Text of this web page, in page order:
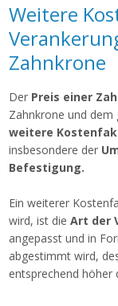
Weitere
Zahnkrone
Der Preis einer
Zahnkrone und
weitere
insbesondere der
Befestigung.
Ein weiterer
wird, ist dieArt der
angepasst und in
abgestimmt wird,
entsprechend höher